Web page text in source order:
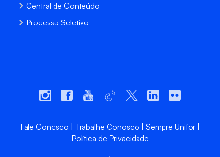
Central de Conteúdo
Processo Seletivo
Fale Conosco Trabalhe Conosco
Sempre Unifor
Política de Privacidade